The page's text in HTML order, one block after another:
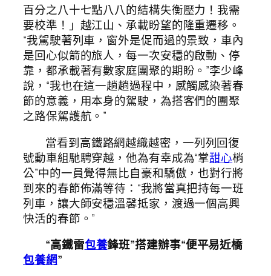
百分之八十七點八八的結構失衡壓力！我需
要校準！」越江山、承載盼望的隆重遷移。
“我駕駛著列車，窗外是促而過的景致，車內
是回心似箭的旅人，每一次安穩的啟動、停
靠，都承載著有數家庭團聚的期盼。”李少峰
說，“我也在這一趟趟過程中，感觸感染著春
節的意義，用本身的駕駛，為搭客們的團聚
之路保駕護航。”
當看到高鐵路網越織越密，一列列回復
號動車組馳騁穿越，他為有幸成為“掌甜心梢
公”中的一員覺得無比自豪和驕傲，也對行將
到來的春節佈滿等待：“我將當真把持每一班
列車，讓大師安穩溫馨抵家，渡過一個高興
快活的春節。”
“高鐵雷包養鋒班”搭建辦事“便平易近橋
包養網”